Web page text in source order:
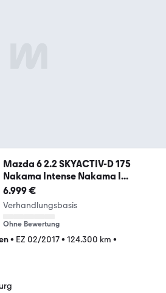
Mazda 6 2.2 SKYACTIV-D 175
Nakama Intense Nakama I...
6.999 €
Verhandlungsbasis
Ohne Bewertung
• EZ 02/2017• 124.300 km •